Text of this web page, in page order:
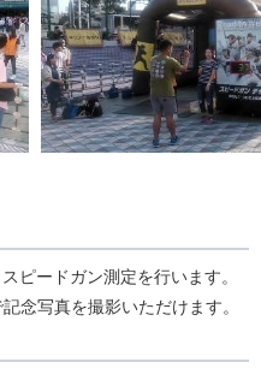
ピードガン測定を行います。
念写真を撮影いただけます。